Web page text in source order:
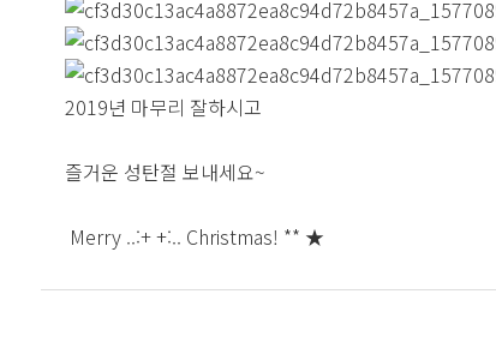
2019년 마무리 잘하시고
즐거운 성탄절 보내세요~
Merry ..:+ +:.. Christmas! ** ★